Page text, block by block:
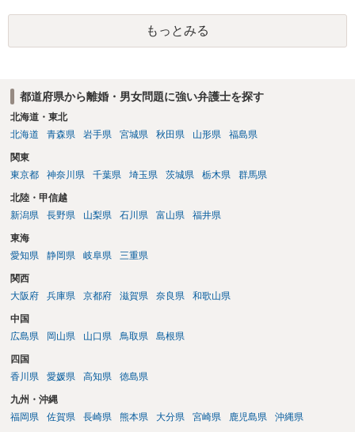
だしてでも調停で終わらせるよう努めるのか，裁判離婚を見据えて調
停での離婚に固執しないかいずれかの対応は必要となるかと思われま
す。 お一人で対応するのは難しい側面もありますので弁護士を立てる
もっとみる
都道府県から離婚・男女問題に強い弁護士を探す
北海道・東北
北海道
青森県 岩手県 宮城県 秋田県 山形県 福島県
関東
東京都
神奈川県 千葉県 埼玉県 茨城県 栃木県 群馬県
北陸・甲信越
新潟県
長野県 山梨県 石川県 富山県 福井県
東海
愛知県
静岡県 岐阜県 三重県
関西
大阪府
兵庫県 京都府 滋賀県 奈良県 和歌山県
中国
広島県
岡山県 山口県 鳥取県 島根県
四国
香川県
愛媛県 高知県 徳島県
九州・沖縄
福岡県
佐賀県 長崎県 熊本県 大分県 宮崎県 鹿児島県 沖縄県